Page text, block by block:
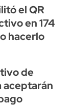
el QR
en 174
hacerlo
de
aceptarán